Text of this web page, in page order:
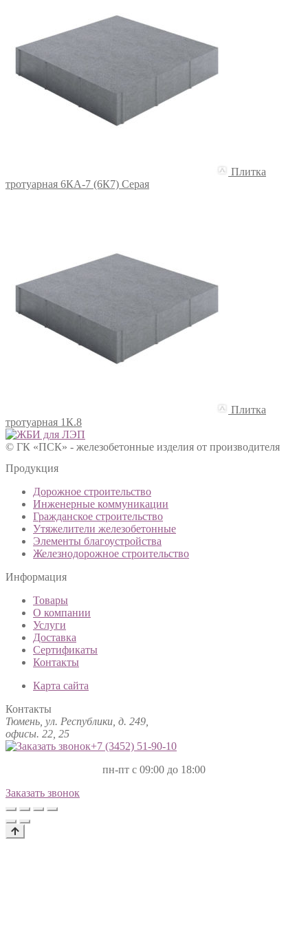
Плитка
тротуарная 6КА-7 (6К7) Серая
Плитка
тротуарная 1К.8
© ГК «ПСК» - железобетонные изделия от производителя
Продукция
Дорожное строительство
Инженерные коммуникации
Гражданское строительство
Утяжелители железобетонные
Элементы благоустройства
Железнодорожное строительство
Информация
Товары
О компании
Услуги
Доставка
Сертификаты
Контакты
Карта сайта
Контакты
Тюмень, ул. Республики, д. 249,
офисы. 22, 25
+7 (3452) 51-90-10
пн-пт с 09:00 до 18:00
Заказать звонок